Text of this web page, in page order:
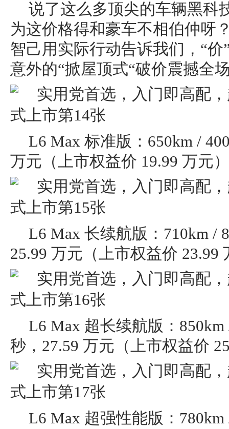
说了这么多顶尖的车辆黑科
为这价格得和豪车不相伯仲呀
智己用实际行动告诉我们，“
意外的“掀屋顶式“破价震撼全
L6 Max 标准版：650km /
万元（上市权益价 19.99 万元）
L6 Max 长续航版：710km /
25.99 万元（上市权益价 23.99
L6 Max 超长续航版：
秒，27.59 万元（上市权益价
L6 Max 超强性能版：